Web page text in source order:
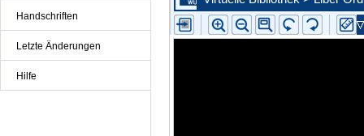
Handschriften
Letzte Änderungen
Hilfe